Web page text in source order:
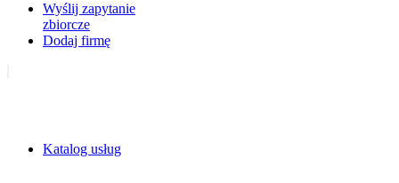
Wyślij zapytanie
zbiorcze
Dodaj firmę
Katalog usług